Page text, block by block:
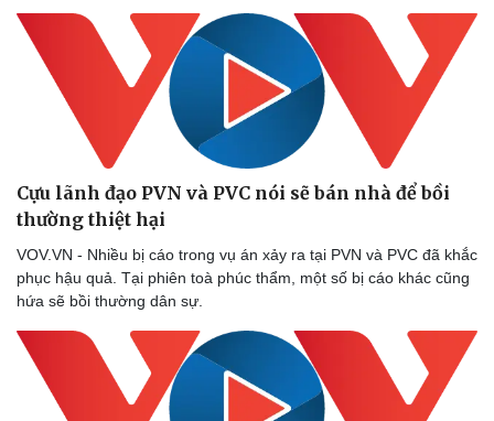
Cựu lãnh đạo PVN và PVC nói sẽ bán nhà để bồi
thường thiệt hại
VOV.VN - Nhiều bị cáo trong vụ án xảy ra tại PVN và PVC đã khắc
phục hậu quả. Tại phiên toà phúc thẩm, một số bị cáo khác cũng
hứa sẽ bồi thường dân sự.